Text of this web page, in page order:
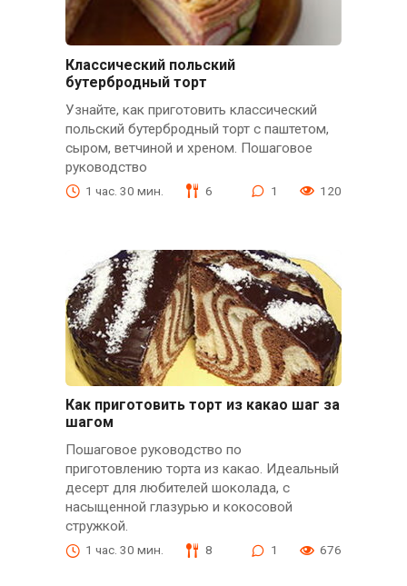
Классический польский
бутербродный торт
Узнайте, как приготовить классический
польский бутербродный торт с паштетом,
сыром, ветчиной и хреном. Пошаговое
руководство
1 час. 30 мин. 6 1 120
Как приготовить торт из какао шаг за
шагом
Пошаговое руководство по
приготовлению торта из какао. Идеальный
десерт для любителей шоколада, с
насыщенной глазурью и кокосовой
стружкой.
1 час. 30 мин. 8 1 676